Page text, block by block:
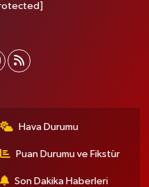
Hava Durumu
Puan Durumu ve Fikstür
Son Dakika Haberleri